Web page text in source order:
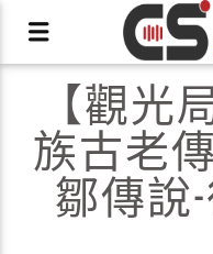
【觀光
族古老
鄒傳說